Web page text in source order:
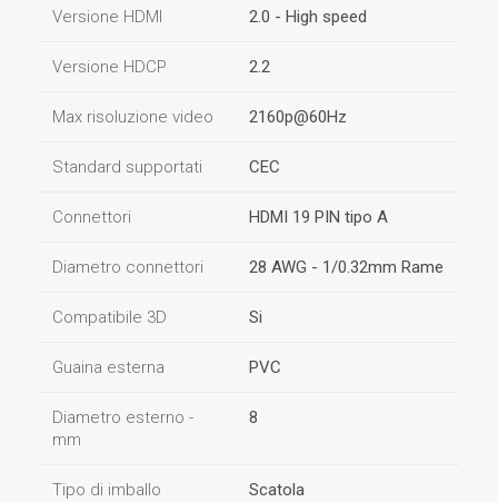
Versione HDMI 2.0 - High speed
Versione HDCP 2.2
Max risoluzione video 2160p@60Hz
Standard supportati CEC
Connettori HDMI 19 PIN tipo A
Diametro connettori 28 AWG - 1/0.32mm Rame
Compatibile 3D Si
Guaina esterna PVC
Diametro esterno -
mm
8
Tipo di imballo Scatola